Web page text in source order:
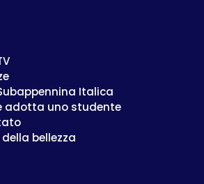
Italica
adotta uno studente
bellezza